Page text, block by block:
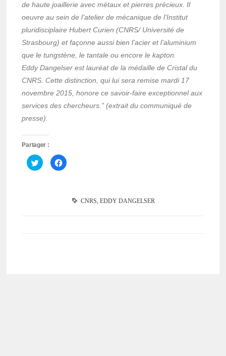
de haute joaillerie avec métaux et pierres précieux. Il
oeuvre au sein de l’atelier de mécanique de l’Institut
pluridisciplaire Hubert Curien (CNRS/ Université de
Strasbourg) et façonne aussi bien l’acier et l’aluminium
que le tungstène, le tantale ou encore le kapton.
Eddy Dangelser est lauréat de la médaille de Cristal du
CNRS. Cette distinction, qui lui sera remise mardi 17
novembre 2015, honore ce savoir-faire exceptionnel aux
services des chercheurs.” (extrait du communiqué de
presse).
Partager :
Cliquez
pour
partager
Cliquez
pour
une
nouvelleCNRS,EDDY DANGELSER